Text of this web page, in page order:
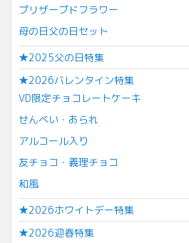
プリザーブドフラワー
母の日父の日セット
★2025父の日特集
★2026バレンタイン特集
VD限定チョコレートケーキ
せんべい・あられ
アルコール入り
友チョコ・義理チョコ
和風
★2026ホワイトデー特集
★2026迎春特集